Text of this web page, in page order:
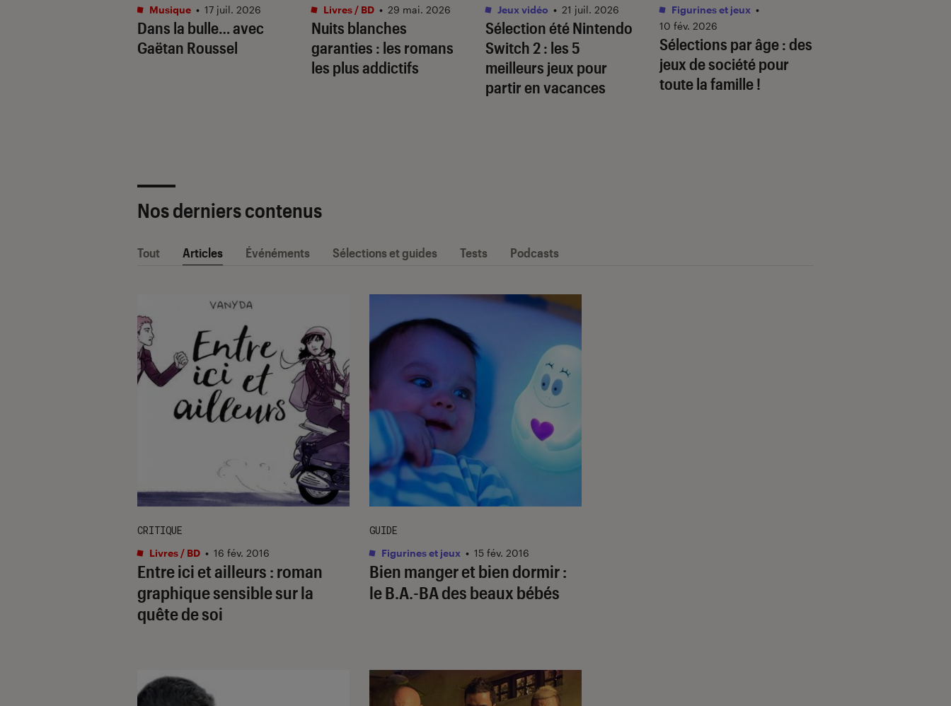
Dans la bulle… avec
Gaëtan Roussel
Musique • 17 juil. 2026
Nuits blanches
garanties : les romans
les plus addictifs
Livres / BD • 29 mai. 2026
Sélection été Nintendo
Switch 2 : les 5
meilleurs jeux pour
partir en vacances
Jeux vidéo • 21 juil. 2026
Sélections par âge : des
jeux de société pour
toute la famille !
Figurines et jeux •
10 fév. 2026
Nos derniers contenus
Tout Articles Événéments Sélections et guides Tests Podcasts
Entre ici et ailleurs : roman
graphique sensible sur la
quête de soi
CRITIQUE
Livres / BD • 16 fév. 2016
Bien manger et bien dormir :
le B.A.-BA des beaux bébés
GUIDE
Figurines et jeux • 15 fév. 2016